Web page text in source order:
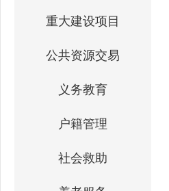
重大建设项目
公共资源交易
义务教育
户籍管理
社会救助